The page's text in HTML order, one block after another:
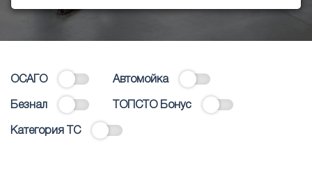
ОСАГО Автомойка
Безнал ТОПСТО Бонус
Категория ТС